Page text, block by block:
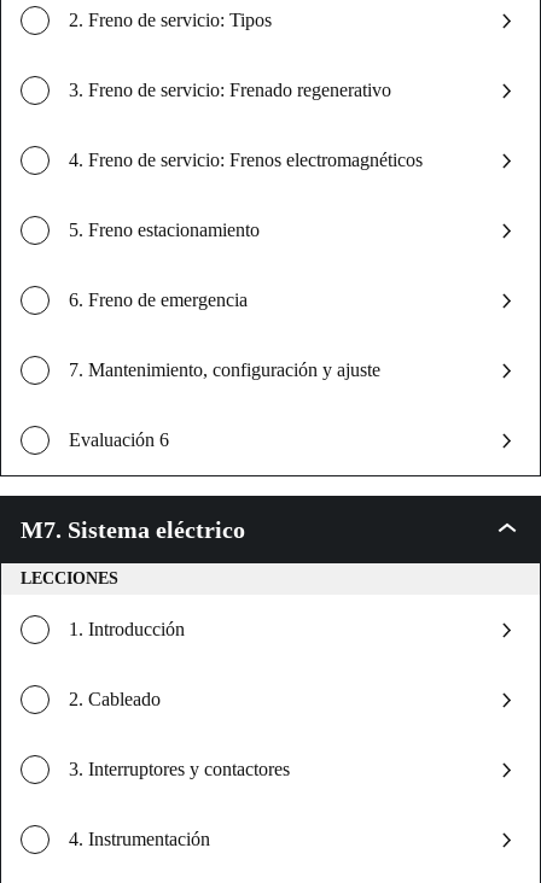
2. Freno de servicio: Tipos
3. Freno de servicio: Frenado regenerativo
4. Freno de servicio: Frenos electromagnéticos
5. Freno estacionamiento
6. Freno de emergencia
7. Mantenimiento, configuración y ajuste
Evaluación 6
M7. Sistema eléctrico
M7.
LECCIONES
1. Introducción
2. Cableado
3. Interruptores y contactores
4. Instrumentación